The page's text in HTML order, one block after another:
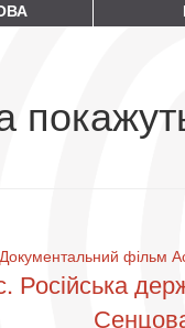
Документальний фільм
Російська